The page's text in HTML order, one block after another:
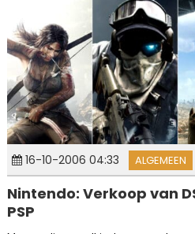
16-10-2006 04:33 ALGEMEEN
Nintendo: Verkoop van
PSP